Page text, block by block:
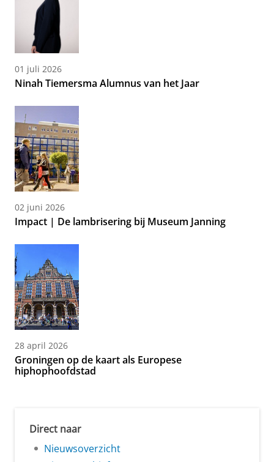
01 juli 2026
Ninah Tiemersma Alumnus van het Jaar
02 juni 2026
Impact | De lambrisering bij Museum Janning
28 april 2026
Groningen op de kaart als Europese
hiphophoofdstad
Direct naar
Nieuwsoverzicht